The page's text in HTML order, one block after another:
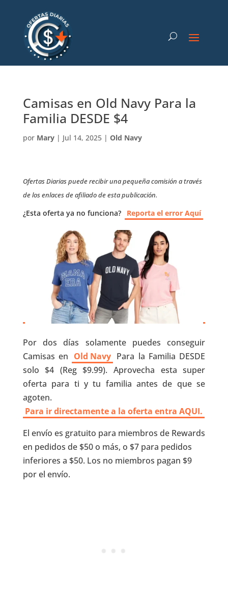
Camisas en Old Navy Para la
Familia DESDE $4
por Mary| Jul 14, 2025| Old Navy
Ofertas Diarias puede recibir una pequeña comisión a través
de los enlaces de afiliado de esta publicación.
¿Esta oferta ya no funciona? Reporta el error Aquí
Por dos días solamente puedes conseguir
Camisas en Old Navy Para la Familia DESDE
solo $4 (Reg $9.99). Aprovecha esta super
oferta para ti y tu familia antes de que se
agoten.
Para ir directamente a la oferta entra AQUI.
El envío es gratuito para miembros de Rewards
en pedidos de $50 o más, o $7 para pedidos
inferiores a $50. Los no miembros pagan $9
por el envío.